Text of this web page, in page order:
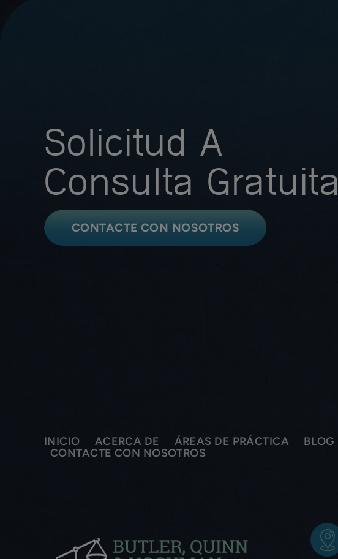
Solicitud A
Consulta Gratuita
CONTACTE CON NOSOTROS
INICIO ACERCA DE ÁREAS DE PRÁCTICA BLOG
CONTACTE CON NOSOTROS